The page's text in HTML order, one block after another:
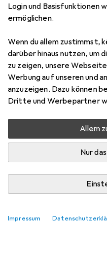
Login und Basisfunktionen
ermöglichen.
Wenn du allem zustimmst,
darüber hinaus nutzen, um
zu zeigen, unsere
Werbung auf unseren und
anzuzeigen. Dazu können
Dritte und Werbepartner
Allem
Nur
Impressum